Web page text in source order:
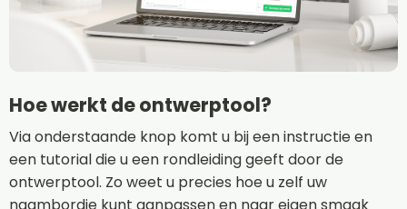
Hoe werkt de ontwerptool?
Via onderstaande knop komt u bij een instructie en
een tutorial die u een rondleiding geeft door de
ontwerptool. Zo weet u precies hoe u zelf uw